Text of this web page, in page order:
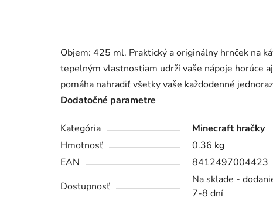
Objem: 425 ml. Praktický a originálny hrnček na
tepelným vlastnostiam udrží vaše nápoje horúce
pomáha nahradiť všetky vaše každodenné
Dodatočné parametre
Kategória
Minecraft hračky
Hmotnosť
0.36 kg
EAN
8412497004423
Dostupnosť
Na sklade -
7-8 dní